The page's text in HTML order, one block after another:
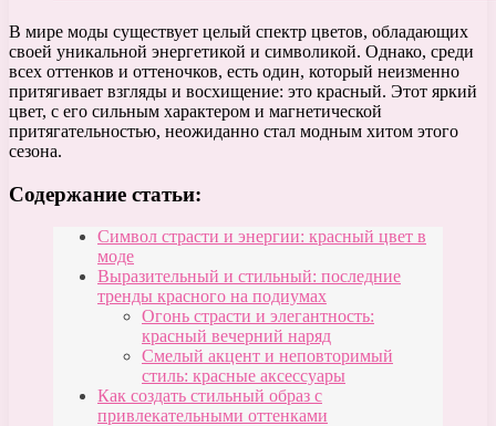
В мире моды существует целый спектр цветов, обладающих
своей уникальной энергетикой и символикой. Однако, среди
всех оттенков и оттеночков, есть один, который неизменно
притягивает взгляды и восхищение: это красный. Этот яркий
цвет, с его сильным характером и магнетической
притягательностью, неожиданно стал модным хитом этого
сезона.
Содержание статьи:
Символ страсти и энергии: красный цвет в
моде
Выразительный и стильный: последние
тренды красного на подиумах
Огонь страсти и элегантность:
красный вечерний наряд
Смелый акцент и неповторимый
стиль: красные аксессуары
Как создать стильный образ с
привлекательными оттенками